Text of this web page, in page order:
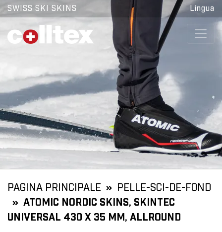
SWISS SKI SKINS Lingua
PAGINA PRINCIPALE
PELLE-SCI-DE-FOND
ATOMIC NORDIC SKINS, SKINTEC
UNIVERSAL 430 X 35 MM, ALLROUND